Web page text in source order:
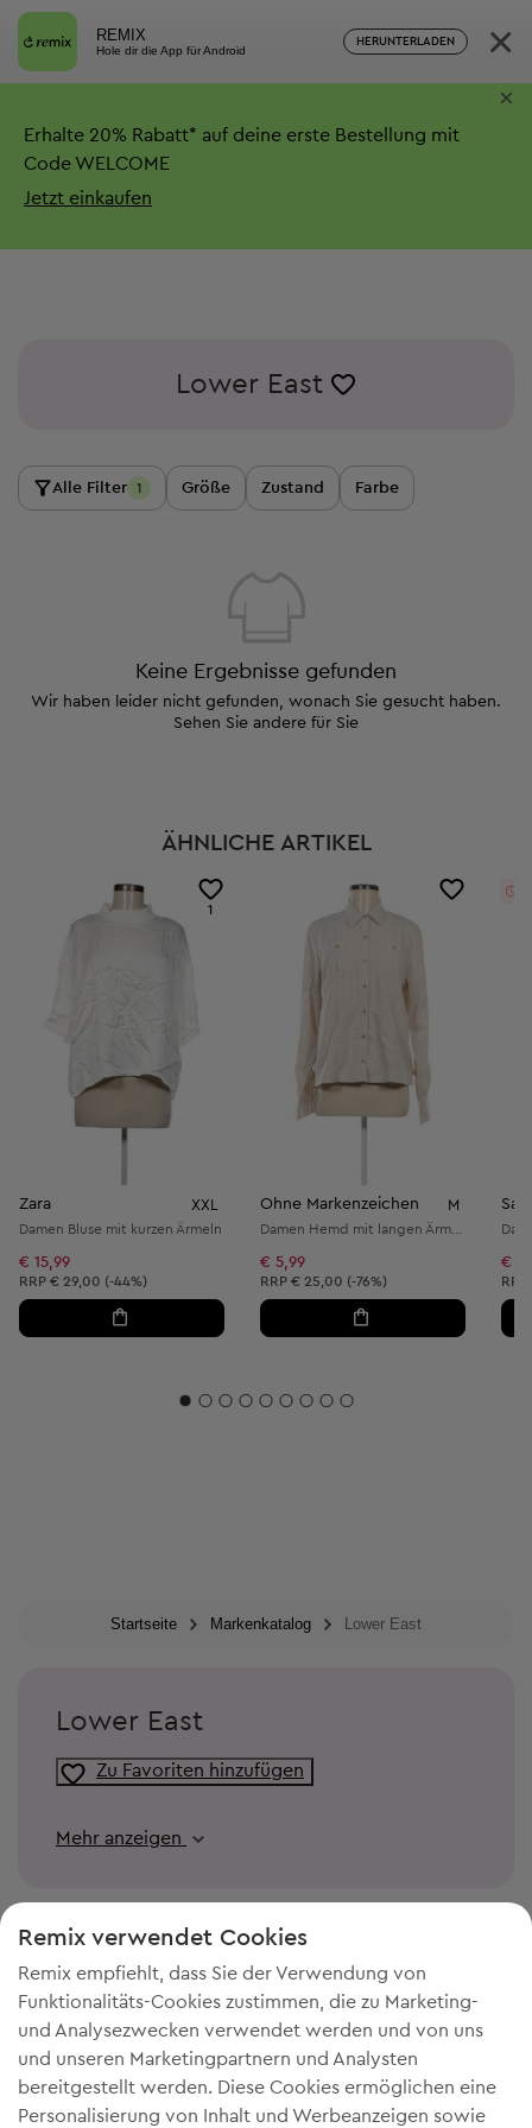
REMIX
Hole dir die App für Android
HERUNTERLADEN ×
Erhalte 20% Rabatt* auf deine erste Bestellung mit
Code WELCOME
Jetzt einkaufen
×
Lower East
Alle Filter 1 Größe Zustand Farbe
Keine Ergebnisse gefunden
Wir haben leider nicht gefunden, wonach Sie gesucht haben.
Sehen Sie andere für Sie
ÄHNLICHE ARTIKEL
1
Zara XXL
Damen Bluse mit kurzen Ärmeln
€ 15,99
Unverbindliche Preisempfehlung:
RRP € 29,00 (-44%)
Ohne Markenzeichen M
€ 5,99
Unverbindliche Preisempfehlung:
RRP € 25,00 (-76%)
€
RRP
Startseite Markenkatalog Lower East
Lower East
Zu Favoriten hinzufügen
Mehr anzeigen
Remix verwendet Cookies
Remix empfiehlt, dass Sie der Verwendung von
Funktionalitäts-Cookies zustimmen, die zu Marketing-
und Analysezwecken verwendet werden und von uns
und unseren Marketingpartnern und Analysten
bereitgestellt werden. Diese Cookies ermöglichen eine
Personalisierung von Inhalt und Werbeanzeigen sowie